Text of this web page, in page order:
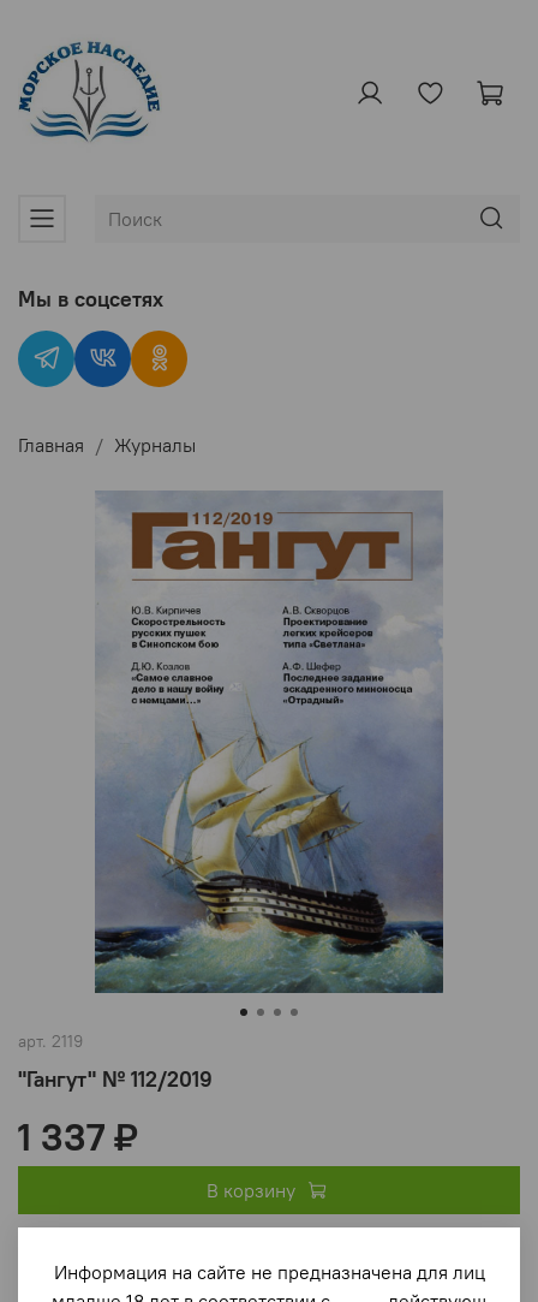
Главная Журналы
арт. 2119
"Гангут" № 112/2019
(0) В избранное
1 337 ₽
В корзину
Мы в соцсетях
Информация на сайте не предназначена для лиц